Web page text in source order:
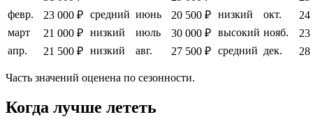
февр.
23 000 ₽ средний июнь 20 500 ₽ низкий окт.
24
март
21 000 ₽ низкий июль 30 000 ₽ высокий нояб.
23
апр.
21 500 ₽ низкий авг. 27 500 ₽ средний дек. 28
Часть значений оценена по сезонности.
Когда лучше лететь